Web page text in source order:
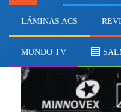
LÁMINAS ACS
MUNDO TV
Transferencia